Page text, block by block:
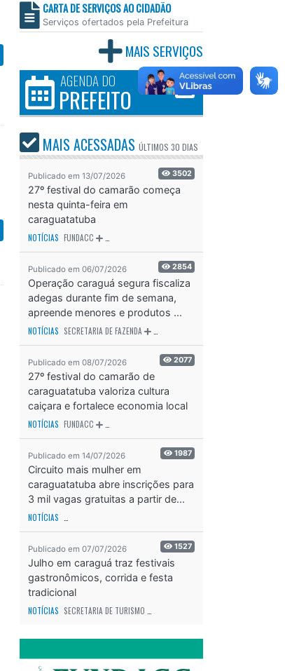
CARTA DE SERVIÇOS AO CIDADÃO
Serviços ofertados pela Prefeitura
MAIS SERVIÇOS
AGENDA DO
PREFEITO
MAIS ACESSADAS ÚLTIMOS 30 DIAS
Publicado em 13/07/2026 3502
27º festival do camarão começa
nesta quinta-feira em
caraguatatuba
NOTÍCIAS FUNDACC
Publicado em 06/07/2026 2854
Operação caraguá segura fiscaliza
adegas durante fim de semana,
apreende menores e produtos ...
NOTÍCIAS SECRETARIA DE FAZENDA
Publicado em 08/07/2026 2077
27º festival do camarão de
caraguatatuba valoriza cultura
caiçara e fortalece economia local
NOTÍCIAS FUNDACC
Publicado em 14/07/2026 1987
Circuito mais mulher em
caraguatatuba abre inscrições para
3 mil vagas gratuitas a partir de...
NOTÍCIAS
Publicado em 07/07/2026 1527
Julho em caraguá traz festivais
gastronômicos, corrida e festa
tradicional
NOTÍCIAS SECRETARIA DE TURISMO